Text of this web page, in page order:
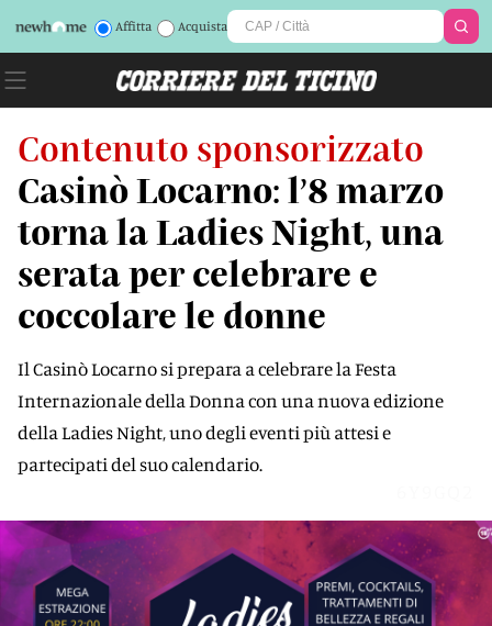
Affitta Acquista
Contenuto sponsorizzato
Casinò Locarno: l’8 marzo
torna la Ladies Night, una
serata per celebrare e
coccolare le donne
Il Casinò Locarno si prepara a celebrare la Festa
Internazionale della Donna con una nuova edizione
della Ladies Night, uno degli eventi più attesi e
partecipati del suo calendario.